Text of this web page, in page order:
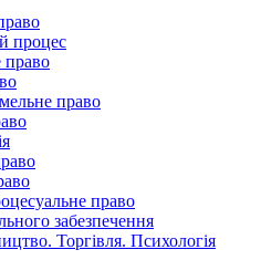
процес
право
право
забезпечення
Торгівля. Психологія